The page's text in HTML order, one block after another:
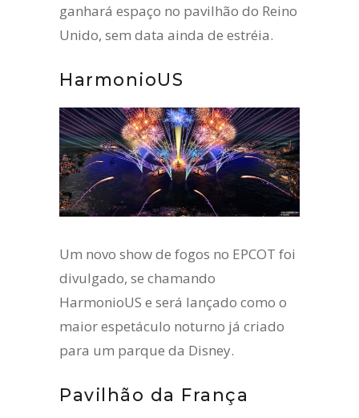
ganhará espaço no pavilhão do Reino
Unido, sem data ainda de estréia.
HarmonioUS
Um novo show de fogos no EPCOT foi
divulgado, se chamando
HarmonioUS e será lançado como o
maior espetáculo noturno já criado
para um parque da Disney.
Pavilhão da França